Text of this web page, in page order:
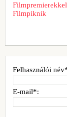
Filmpiknik
Felhasználói
E-mail*: